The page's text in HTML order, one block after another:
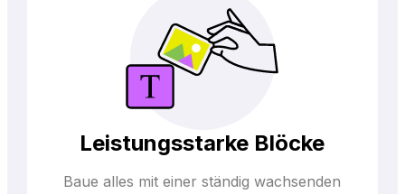
Leistungsstarke Blöcke
Baue alles mit einer ständig wachsenden